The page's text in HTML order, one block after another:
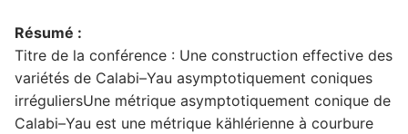
Résumé :
Titre de la conférence : Une construction effective des
variétés de Calabi–Yau asymptotiquement coniques
irréguliersUne métrique asymptotiquement conique de
Calabi–Yau est une métrique kählérienne à courbure